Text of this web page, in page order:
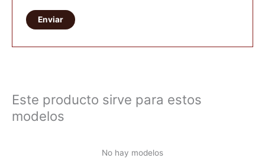
Este producto sirve para estos
modelos
No hay modelos